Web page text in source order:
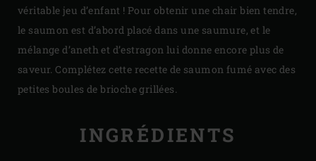
véritable jeu d’enfant ! Pour obtenir une chair bien tendre,
le saumon est d’abord placé dans une saumure, et le
mélange d’aneth et d’estragon lui donne encore plus de
saveur. Complétez cette recette de saumon fumé avec des
petites boules de brioche grillées.
INGRÉDIENTS